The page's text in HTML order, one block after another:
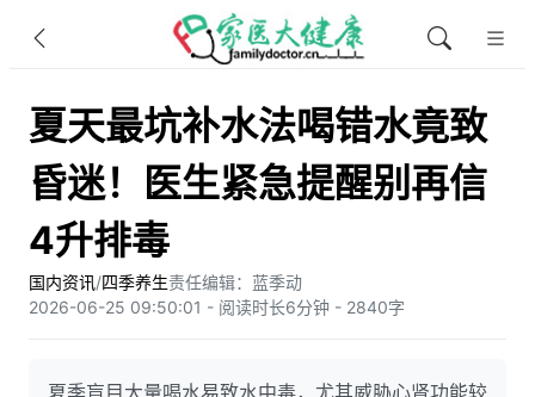
夏天最坑补水法喝错水竟致
昏迷！医生紧急提醒别再信
4升排毒
国内资讯/四季养生责任编辑：蓝季动
2026-06-25 09:50:01 - 阅读时长6分钟 - 2840字
夏季盲目大量喝水易致水中毒，尤其威胁心肾功能较